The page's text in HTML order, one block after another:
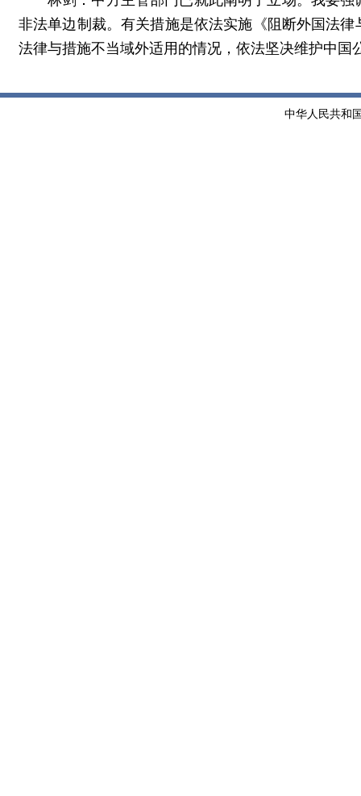
非法单边制裁。有关措施是依法实施《阻断外国法
法律与措施不当域外适用的情况，依法坚决维护中国
中华人民共和